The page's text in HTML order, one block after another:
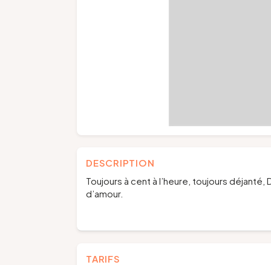
DESCRIPTION
Toujours à cent à l’heure, toujours déjanté,
d’amour.
TARIFS